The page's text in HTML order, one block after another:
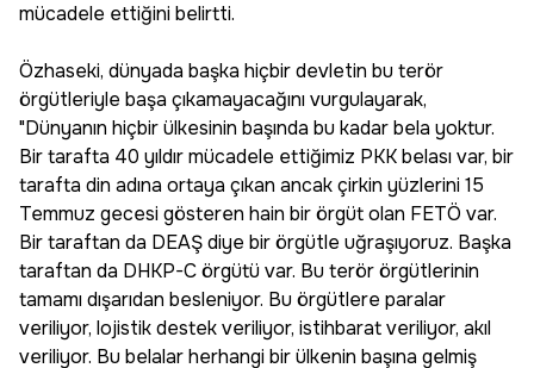
mücadele ettiğini belirtti.
Özhaseki, dünyada başka hiçbir devletin bu terör
örgütleriyle başa çıkamayacağını vurgulayarak,
"Dünyanın hiçbir ülkesinin başında bu kadar bela yoktur.
Bir tarafta 40 yıldır mücadele ettiğimiz PKK belası var, bir
tarafta din adına ortaya çıkan ancak çirkin yüzlerini 15
Temmuz gecesi gösteren hain bir örgüt olan FETÖ var.
Bir taraftan da DEAŞ diye bir örgütle uğraşıyoruz. Başka
taraftan da DHKP-C örgütü var. Bu terör örgütlerinin
tamamı dışarıdan besleniyor. Bu örgütlere paralar
veriliyor, lojistik destek veriliyor, istihbarat veriliyor, akıl
veriliyor. Bu belalar herhangi bir ülkenin başına gelmiş